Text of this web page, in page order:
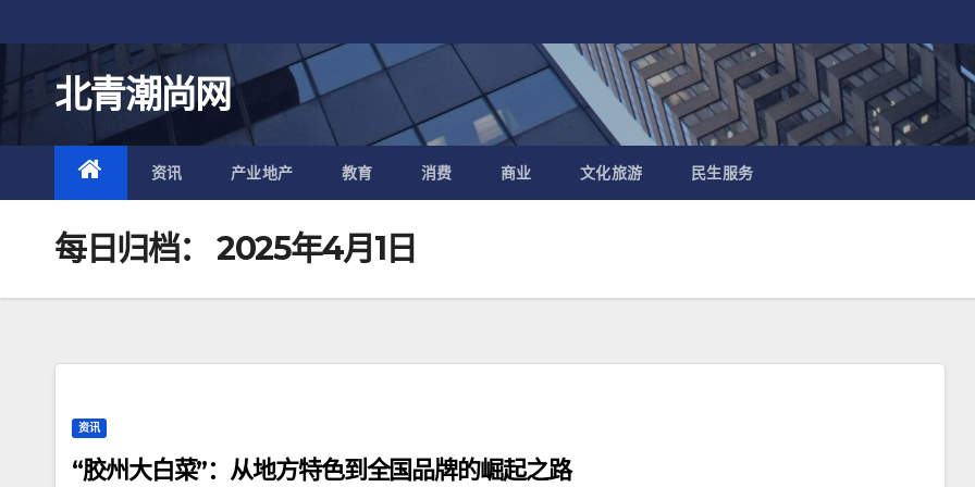
至
内
容
北青潮尚网
资讯 产业地产 教育 消费 商业 文化旅游 民生服务
每日归档： 2025年4月1日
资讯
“胶州大白菜”：从地方特色到全国品牌的崛起之路